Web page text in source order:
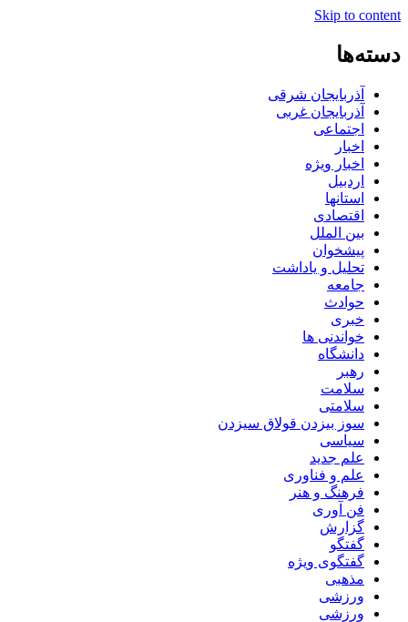
Skip to content
دسته‌ها
آذربایجان شرقی
آذربایجان غربی
اجتماعی
اخبار
اخبار ویژه
اردبیل
استانها
اقتصادی
بین الملل
پیشخوان
تحلیل و یاداشت
جامعه
حوادث
خبری
خواندنی ها
دانشگاه
رهبر
سلامت
سلامتی
سوز بیزدن قولاق سیزدن
سیاسی
علم جدید
علم و فناوری
فرهنگ و هنر
فن آوری
گزارش
گفتگو
گفتگوی ویژه
مذهبی
ورزشی
ورزشی